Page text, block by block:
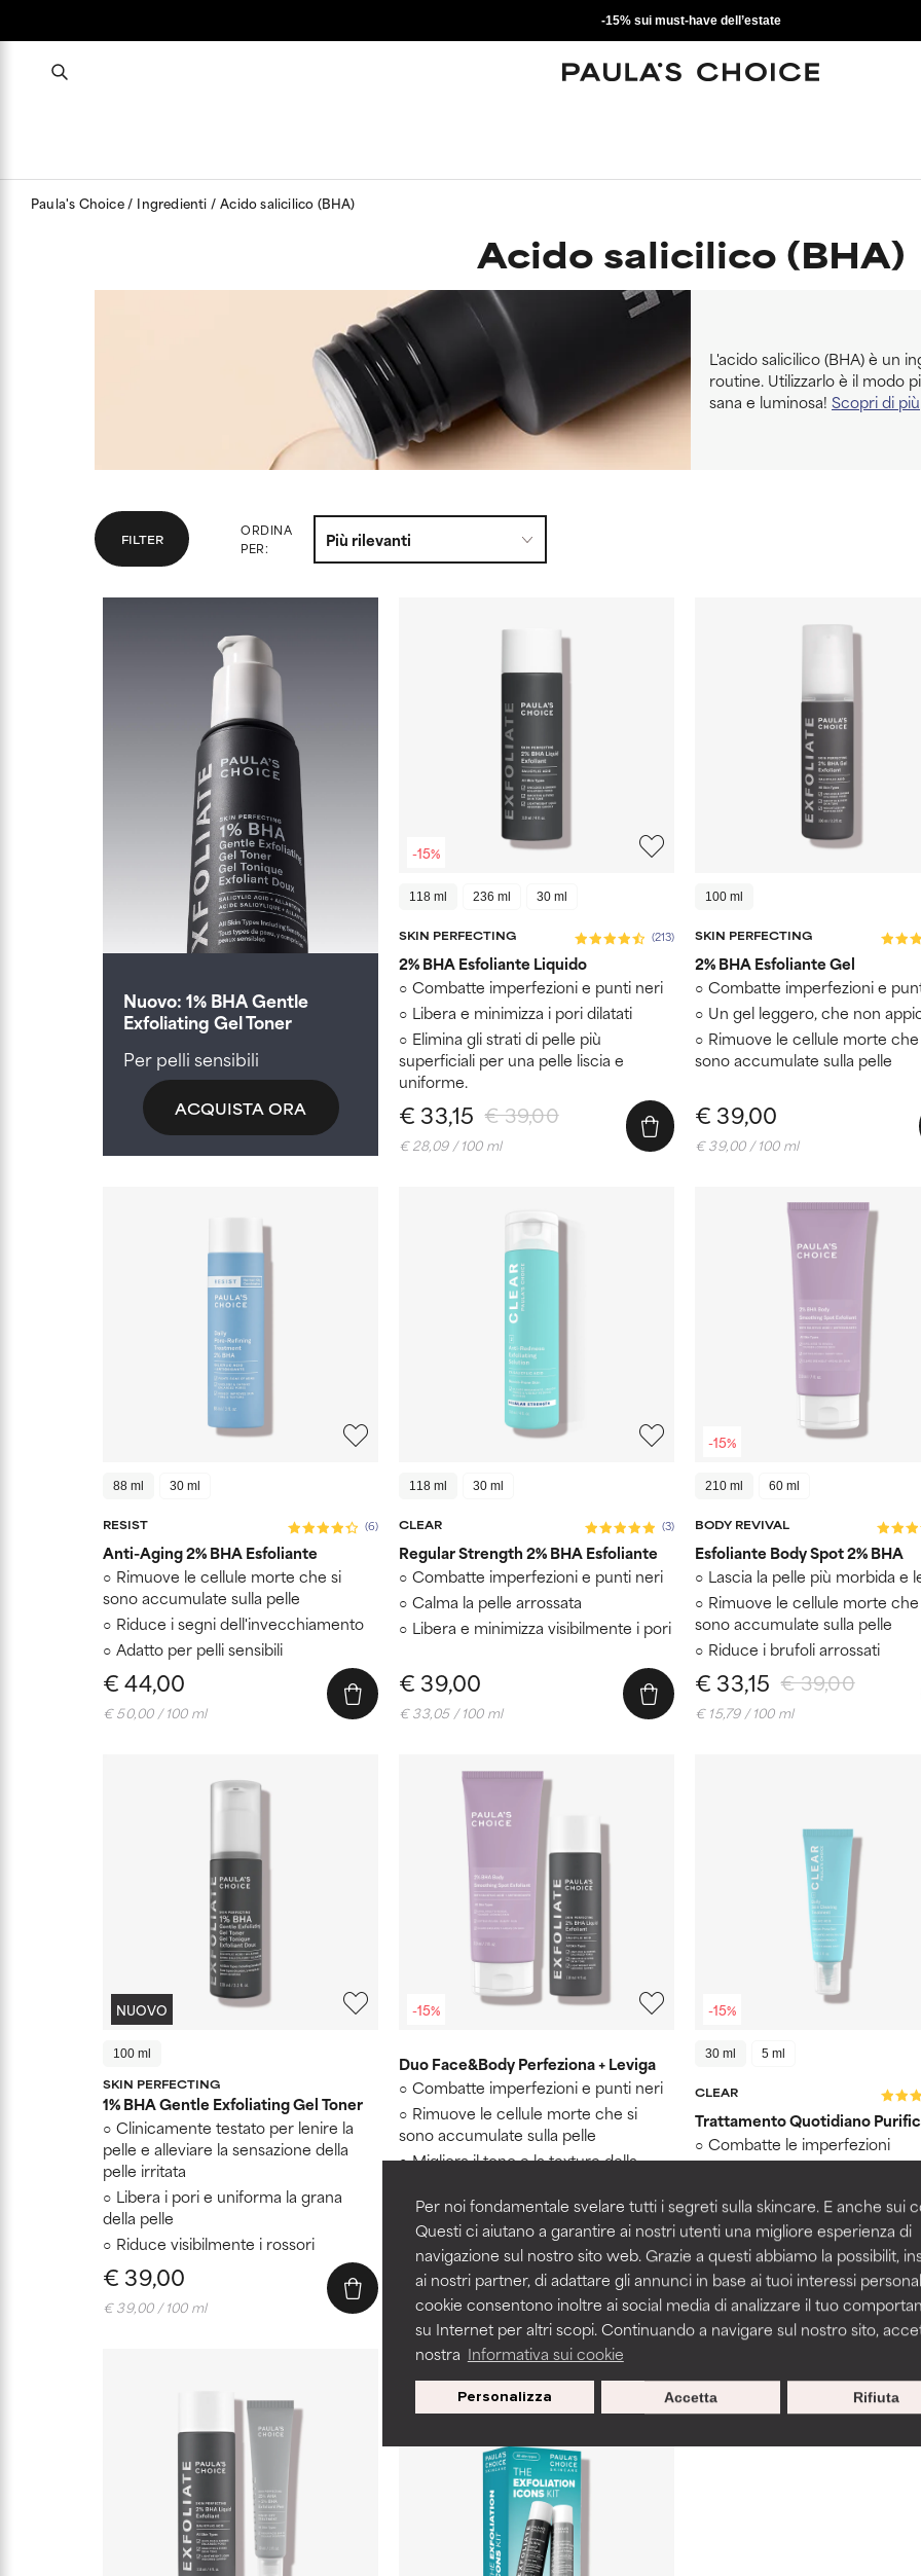
Per noi fondamentale svelare tutti i segreti sulla skincare. E anche sui
Questi ci aiutano a garantire ai nostri utenti una migliore esperienza di
navigazione sul nostro sito web. Grazie a questi abbiamo la possibilit,
ai nostri partner, di adattare gli annunci in base ai tuoi interessi
cookie consentono inoltre ai social media di analizzare il tuo
su Internet per altri scopi. Continuando a navigare sul nostro sito,
nostra Informativa sui cookie
Personalizza Rifiuta
Accetta
-15% sui must-have dell’estate
Paula's Choice Ingredienti Acido salicilico (BHA)
Acido salicilico (BHA)
L'acido salicilico (BHA) è un
routine. Utilizzarlo è il modo
sana e luminosa! Scopri di più
FILTER
ORDINA
PER:
Nuovo: 1% BHA Gentle
Exfoliating Gel Toner
Per pelli sensibili
ACQUISTA ORA
-15%
118 ml 236 ml 30 ml
SKIN PERFECTING (213)
2% BHA Esfoliante Liquido
Combatte imperfezioni e punti neri
Libera e minimizza i pori dilatati
Elimina gli strati di pelle più
superficiali per una pelle liscia e
uniforme.
€ 39,00
€ 33,15
€ 28,09 / 100 ml
100 ml
SKIN PERFECTING
2% BHA Esfoliante Gel
Combatte imperfezioni e
Un gel leggero, che non
Rimuove le cellule morte
sono accumulate sulla pelle
€ 39,00
€ 39,00 / 100 ml
88 ml 30 ml
RESIST (6)
Anti-Aging 2% BHA Esfoliante
Rimuove le cellule morte che si
sono accumulate sulla pelle
Riduce i segni dell'invecchiamento
Adatto per pelli sensibili
€ 44,00
€ 50,00 / 100 ml
118 ml 30 ml
CLEAR (3)
Regular Strength 2% BHA Esfoliante
Combatte imperfezioni e punti neri
Calma la pelle arrossata
Libera e minimizza visibilmente i pori
€ 39,00
€ 33,05 / 100 ml
-15%
210 ml 60 ml
BODY REVIVAL
Esfoliante Body Spot 2% BHA
Lascia la pelle più morbida e
Rimuove le cellule morte
sono accumulate sulla pelle
Riduce i brufoli arrossati
€ 39,00
€ 33,15
€ 15,79 / 100 ml
NUOVO
100 ml
SKIN PERFECTING
1% BHA Gentle Exfoliating Gel Toner
Clinicamente testato per lenire la
pelle e alleviare la sensazione della
pelle irritata
Libera i pori e uniforma la grana
della pelle
Riduce visibilmente i rossori
€ 39,00
€ 39,00 / 100 ml
-15%
Duo Face&Body Perfeziona + Leviga
Combatte imperfezioni e punti neri
Rimuove le cellule morte che si
sono accumulate sulla pelle
Migliora il tono e la texture della
€ 78,00
€ 66,30
-15%
30 ml 5 ml
CLEAR
Trattamento Quotidiano
Combatte le imperfezioni
Calma la pelle arrossata
€ 49,00
€ 41,65
€ 138,83 / 100 ml